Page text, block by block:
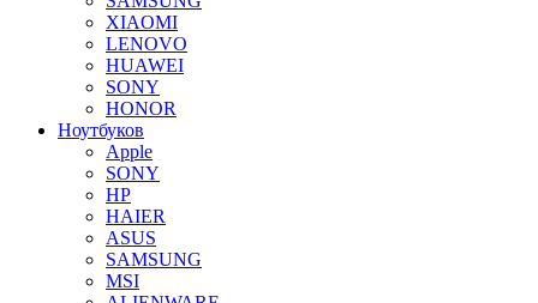
XIAOMI
LENOVO
HUAWEI
SONY
HONOR
Ноутбуков
Apple
SONY
HP
HAIER
ASUS
SAMSUNG
MSI